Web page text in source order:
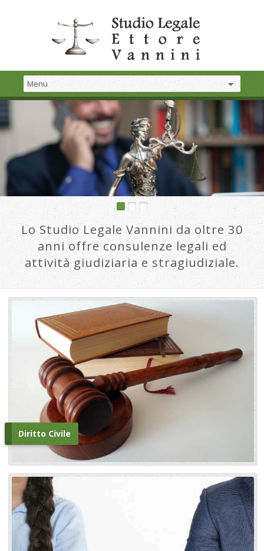
Lo Studio Legale Vannini da oltre 30
anni offre consulenze legali ed
attività giudiziaria e stragiudiziale.
Diritto Civile